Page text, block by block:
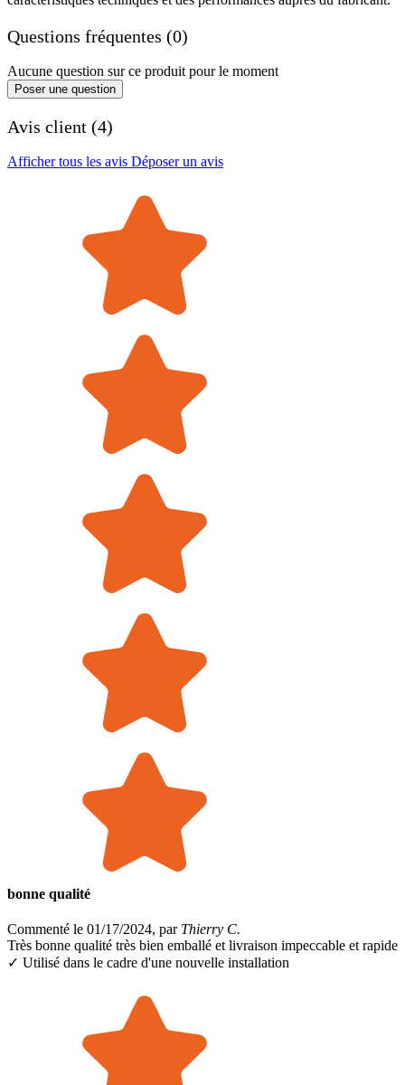
Questions fréquentes (0)
Aucune question sur ce produit pour le moment
Poser une question
Avis client (4)
Afficher tous les avis Déposer un avis
bonne qualité
Commenté le 01/17/2024, par Thierry C.
Très bonne qualité très bien emballé et livraison impeccable et rapide
✓ Utilisé dans le cadre d'une nouvelle installation